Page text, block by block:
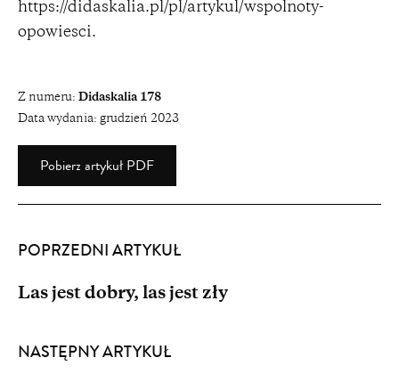
https://didaskalia.pl/pl/artykul/wspolnoty-
opowiesci.
Z numeru: Didaskalia 178
Data wydania: grudzień 2023
Pobierz artykuł PDF
POPRZEDNI ARTYKUŁ
Las jest dobry, las jest zły
NASTĘPNY ARTYKUŁ